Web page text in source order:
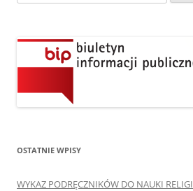
OSTATNIE WPISY
WYKAZ PODRĘCZNIKÓW DO NAUKI